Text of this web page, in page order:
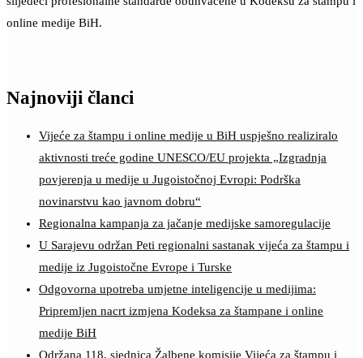
online medije BiH.
Najnoviji članci
Vijeće za štampu i online medije u BiH uspješno realiziralo
aktivnosti treće godine UNESCO/EU projekta „Izgradnja
povjerenja u medije u Jugoistočnoj Evropi: Podrška
novinarstvu kao javnom dobru“
Regionalna kampanja za jačanje medijske samoregulacije
U Sarajevu održan Peti regionalni sastanak vijeća za štampu i
medije iz Jugoistočne Evrope i Turske
Odgovorna upotreba umjetne inteligencije u medijima:
Pripremljen nacrt izmjena Kodeksa za štampane i online
medije BiH
Održana 118. sjednica Žalbene komisije Vijeća za štampu i